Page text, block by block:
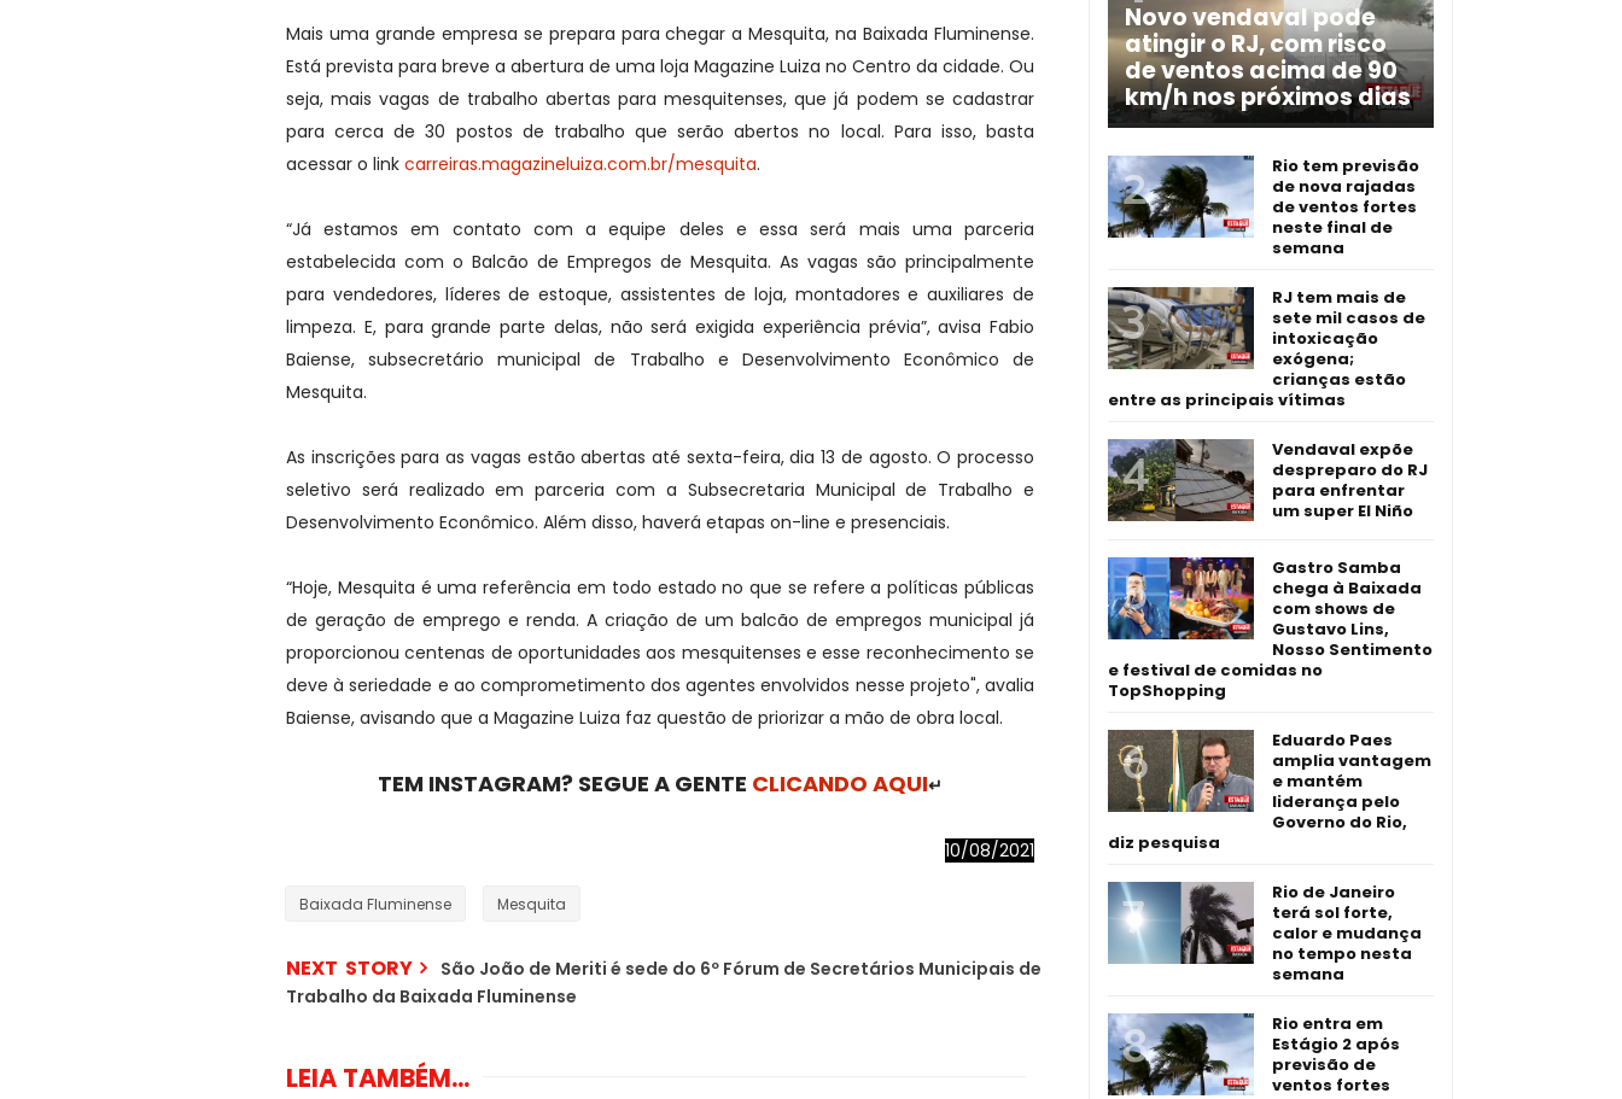
Mais uma grande empresa se prepara para chegar a Mesquita, na Baixada Fluminense.
Está prevista para breve a abertura de uma loja Magazine Luiza no Centro da cidade. Ou
seja, mais vagas de trabalho abertas para mesquitenses, que já podem se cadastrar
para cerca de 30 postos de trabalho que serão abertos no local. Para isso, basta
acessar o link carreiras.magazineluiza.com.br/mesquita.
“Já estamos em contato com a equipe deles e essa será mais uma parceria
estabelecida com o Balcão de Empregos de Mesquita. As vagas são principalmente
para vendedores, líderes de estoque, assistentes de loja, montadores e auxiliares de
limpeza. E, para grande parte delas, não será exigida experiência prévia”, avisa Fabio
Baiense, subsecretário municipal de Trabalho e Desenvolvimento Econômico de
Mesquita.
As inscrições para as vagas estão abertas até sexta-feira, dia 13 de agosto. O processo
seletivo será realizado em parceria com a Subsecretaria Municipal de Trabalho e
Desenvolvimento Econômico. Além disso, haverá etapas on-line e presenciais.
“Hoje, Mesquita é uma referência em todo estado no que se refere a políticas públicas
de geração de emprego e renda. A criação de um balcão de empregos municipal já
proporcionou centenas de oportunidades aos mesquitenses e esse reconhecimento se
deve à seriedade e ao comprometimento dos agentes envolvidos nesse projeto", avalia
Baiense, avisando que a Magazine Luiza faz questão de priorizar a mão de obra local.
TEM INSTAGRAM? SEGUE A GENTE CLICANDO AQUI↵
10/08/2021
Baixada Fluminense Mesquita
NEXT STORY
São João de Meriti é sede do 6º Fórum de Secretários Municipais de
Trabalho da Baixada Fluminense
LEIA TAMBÉM...
Novo vendaval pode
atingir o RJ, com risco
de ventos acima de 90
km/h nos próximos dias
Rio tem previsão
de nova rajadas
de ventos fortes
neste final de
semana
RJ tem mais de
sete mil casos de
intoxicação
exógena;
crianças estão
entre as principais vítimas
Vendaval expõe
despreparo do RJ
para enfrentar
um super El Niño
Gastro Samba
chega à Baixada
com shows de
Gustavo Lins,
Nosso Sentimento
e festival de comidas no
TopShopping
Eduardo Paes
amplia vantagem
e mantém
liderança pelo
Governo do Rio,
diz pesquisa
Rio de Janeiro
terá sol forte,
calor e mudança
no tempo nesta
semana
Rio entra em
Estágio 2 após
previsão de
ventos fortes